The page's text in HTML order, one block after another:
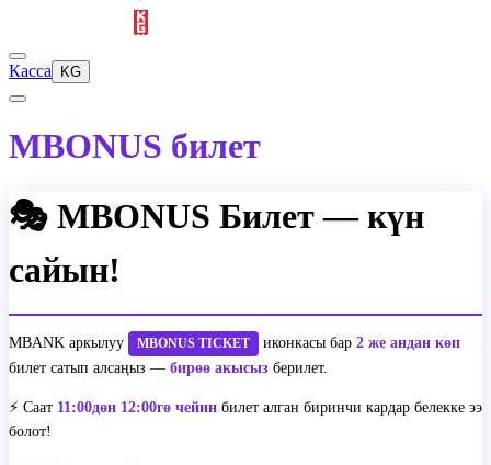
Касса KG
MBONUS билет
🎭 MBONUS Билет — күн
сайын!
MBANK аркылуу MBONUS TICKET иконкасы бар 2 же андан көп
билет сатып алсаңыз — бирөө акысыз берилет.
⚡️ Саат 11:00дөн 12:00гө чейин билет алган биринчи кардар белекке ээ
болот!